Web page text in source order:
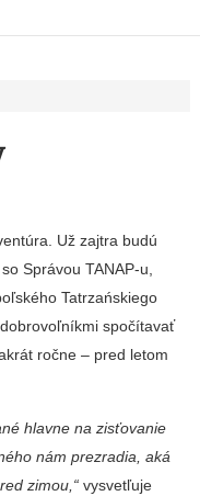
Už zajtra budú
Správou TANAP-u,
Tatrzańskiego
spočítavať
ročne – pred letom
hlavne na zisťovanie
nám prezradia, aká
zimou,“vysvetľuje